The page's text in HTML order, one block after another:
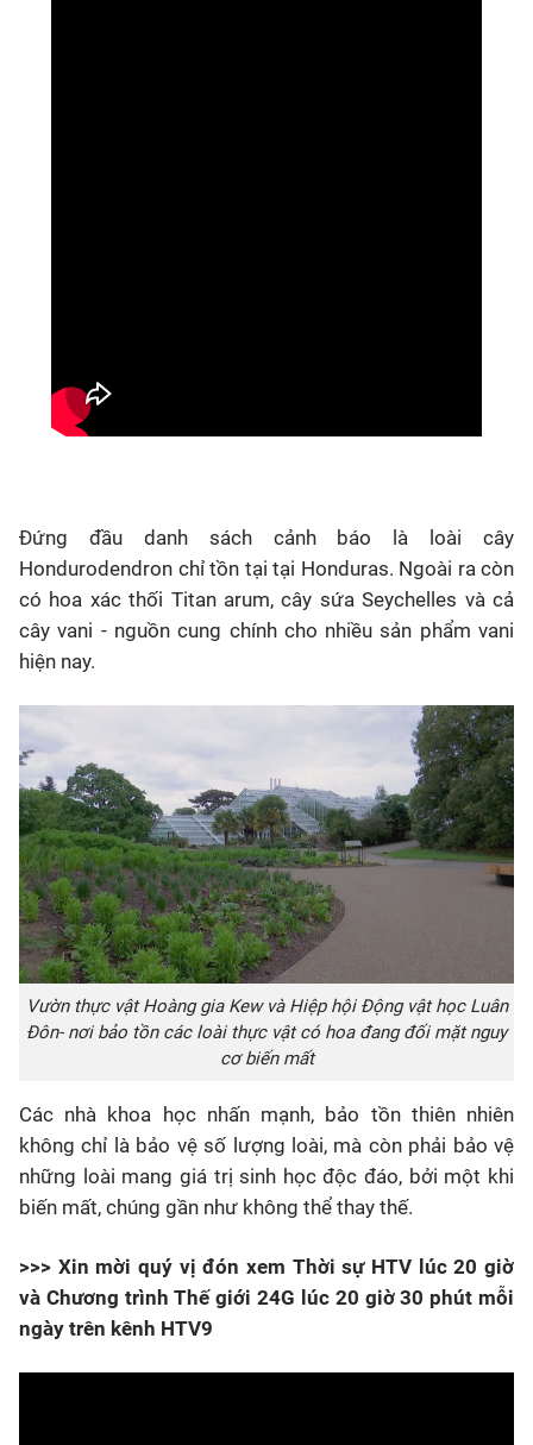
Đứng đầu danh sách cảnh báo là loài cây
Hondurodendron chỉ tồn tại tại Honduras. Ngoài ra còn
có hoa xác thối Titan arum, cây sứa Seychelles và cả
cây vani - nguồn cung chính cho nhiều sản phẩm vani
hiện nay.
Vườn thực vật Hoàng gia Kew và Hiệp hội Động vật học Luân
Đôn- nơi bảo tồn các loài thực vật có hoa đang đối mặt nguy
cơ biến mất
Các nhà khoa học nhấn mạnh, bảo tồn thiên nhiên
không chỉ là bảo vệ số lượng loài, mà còn phải bảo vệ
những loài mang giá trị sinh học độc đáo, bởi một khi
biến mất, chúng gần như không thể thay thế.
>>> Xin mời quý vị đón xem Thời sự HTV lúc 20 giờ
và Chương trình Thế giới 24G lúc 20 giờ 30 phút mỗi
ngày trên kênh HTV9